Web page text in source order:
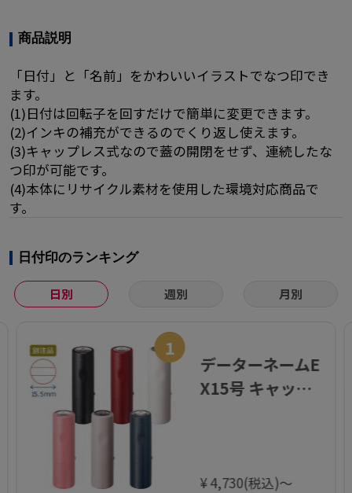
商品説明
「日付」と「名前」をかわいいイラストでなつ印でき
ます。
(1)日付は回転子を回すだけで簡単に変更できます。
(2)インキの補充ができるのでくり返し使えます。
(3)キャップレス式なので蓋の開閉をせず、連続したな
つ印が可能です。
(4)本体にリサイクル素材を使用した環境対応商品で
す。
日付印のランキング
日別 週別 月別
1
データーネームE
X15号 キャップ
¥ 4,730(税込)～